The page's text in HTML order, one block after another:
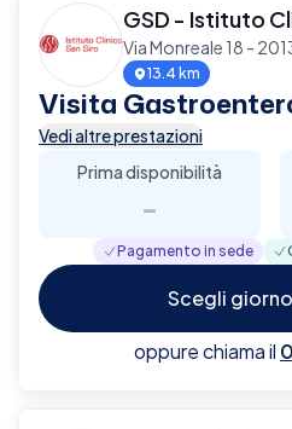
GSD - Istituto
Via Monreale 18 -
13.4 km
Visita
Vedi altre prestazioni
Prima disponibilità
-
Pagamento in sede
Scegli
oppure chiama il